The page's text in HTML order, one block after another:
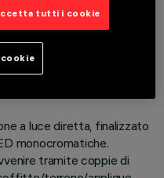
a luce diretta, finalizzato
monocromatiche.
tramite coppie di
tutti i cookie